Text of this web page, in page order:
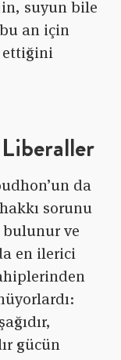
suyun bile
an için
ettiğini
da
sorunu
ve
en ilerici
gücün